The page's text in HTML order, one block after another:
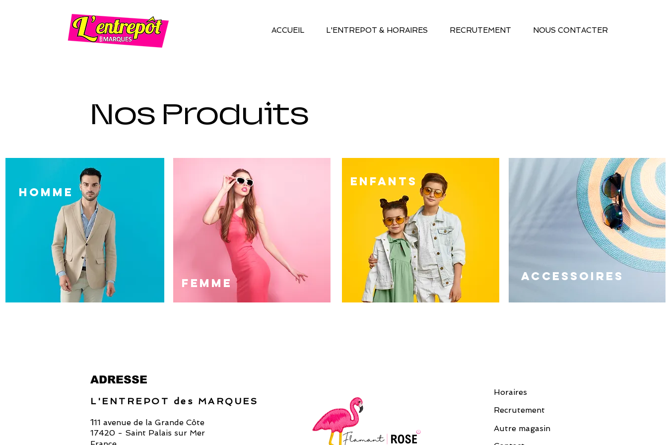
ACCUEIL L'ENTREPOT & HORAIRES RECRUTEMENT NOUS CONTACTER
Nos Produits
HOMME
FEMME
ENFANTS
ACCESSOIRES
ADRESSE
L'ENTREPOT des MARQUES
111 avenue de la Grande Côte
17420 - Saint Palais sur Mer
Horaires
Recrutement
Autre magasin